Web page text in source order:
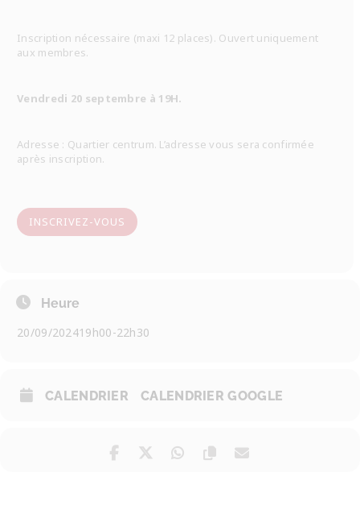
Inscription nécessaire (maxi 12 places). Ouvert uniquement
aux membres.
Vendredi 20 septembre à 19H.
Adresse : Quartier centrum. L’adresse vous sera confirmée
après inscription.
INSCRIVEZ-VOUS
Heure
20/09/202419h00-22h30
CALENDRIER CALENDRIER GOOGLE